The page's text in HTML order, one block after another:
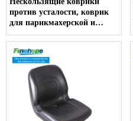
против усталости, коврик
для парикмахерской и
салона красоты,
парикмахерский коврик
для парикмахерской,
стоячий коврик для
парикмахерского кресла